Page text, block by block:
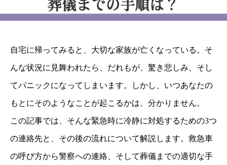
自宅に帰ってみると、大切な家族が亡くなっている。そ
んな状況に見舞われたら、だれもが、驚き悲しみ、そし
てパニックになってしまいます。しかし、いつあなたの
もとにそのようなことが起こるかは、分かりません。
この記事では、そんな緊急時に冷静に対処するための3つ
の連絡先と、その後の流れについて解説します。救急車
の呼び方から警察への連絡、そして葬儀までの適切な手